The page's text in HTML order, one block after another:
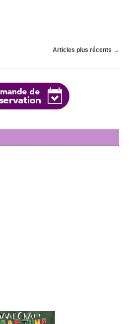
Articles plus récents →